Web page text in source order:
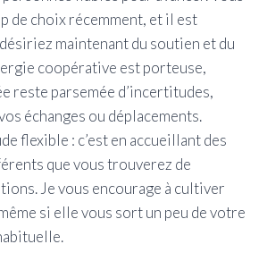
de choix récemment, et il est
maintenant du soutien et du
coopérative est porteuse,
reste parsemée d’incertitudes,
échanges ou déplacements.
flexible : c’est en accueillant des
que vous trouverez de
Je vous encourage à cultiver
si elle vous sort un peu de votre